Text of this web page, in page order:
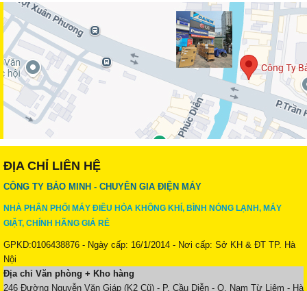
ĐỊA CHỈ LIÊN HỆ
CÔNG TY BẢO MINH - CHUYÊN GIA ĐIỆN MÁY
NHÀ PHÂN PHỐI MÁY ĐIỀU HÒA KHÔNG KHÍ, BÌNH NÓNG LẠNH, MÁY
GIẶT, CHÍNH HÃNG GIÁ RẺ
GPKD:0106438876 - Ngày cấp: 16/1/2014 - Nơi cấp: Sở KH & ĐT TP. Hà
Nội
Địa chỉ Văn phòng + Kho hàng
246 Đường Nguyễn Văn Giáp (K2 Cũ) - P. Cầu Diễn - Q. Nam Từ Liêm - Hà